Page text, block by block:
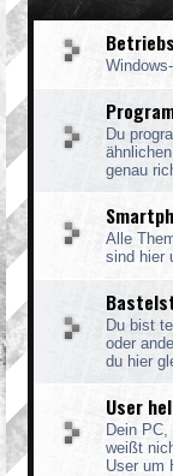
Du
genau
Alle
sind hier
Du bist
oder
du hier
User
Dein
weißt
User um